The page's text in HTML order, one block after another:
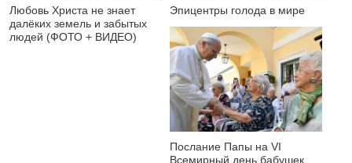
Любовь Христа не знает
далёких земель и забытых
людей (ФОТО + ВИДЕО)
Эпицентры голода в мире
Послание Папы на VI
Всемирный день бабушек,